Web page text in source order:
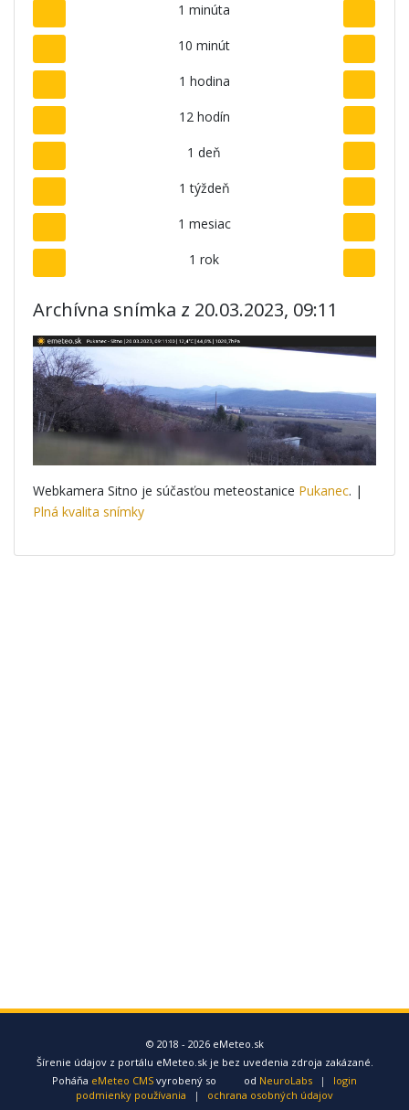
1 minúta
10 minút
1 hodina
12 hodín
1 deň
1 týždeň
1 mesiac
1 rok
Archívna snímka z 20.03.2023, 09:11
Webkamera Sitno je súčasťou meteostanice Pukanec. |
Plná kvalita snímky
© 2018 - 2026 eMeteo.sk
Šírenie údajov z portálu eMeteo.sk je bez uvedenia zdroja zakázané.
Poháňa eMeteo CMS vyrobený so od NeuroLabs |
login
podmienky používania
| ochrana osobných údajov